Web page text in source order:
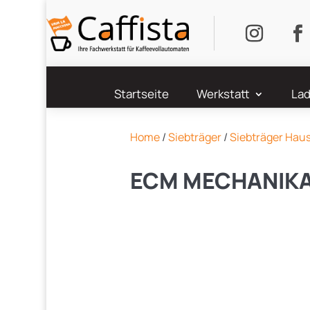
Startseite Werkstatt
Home/Siebträger/Siebträger
ECM